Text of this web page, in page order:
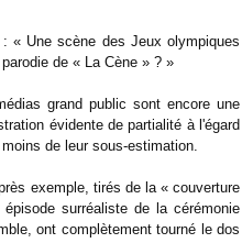
: « Une scène des Jeux olympiques
de « La Cène » ? »
grand public sont encore une
évidente de partialité à l'égard
de leur sous-estimation.
exemple, tirés de la « couverture
surréaliste de la cérémonie
ont complètement tourné le dos